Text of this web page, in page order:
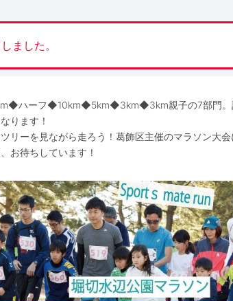
ました。
ハーフ◆10km◆5km◆3km◆3km親子の7部門。
ります！
リーを見ながら走ろう！葛飾区主催のマラソン大
お待ちしています！